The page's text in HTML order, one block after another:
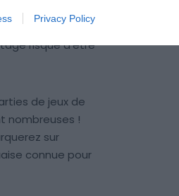
Privacy Policy
véritable perle
Que ce soit un
risque d’être
de jeux de
nombreuses !
sur
connue pour